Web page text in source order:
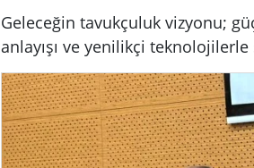
Geleceğin tavukçuluk vizyonu;
anlayışı ve yenilikçi